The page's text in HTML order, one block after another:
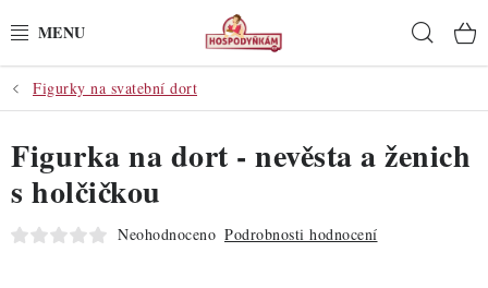
na
POTŘEBY
POMŮCKY
SUROVINY
Figurky na svatební dort
Figurka na dort - nevěsta a ženich
s holčičkou
Neohodnoceno Podrobnosti hodnocení